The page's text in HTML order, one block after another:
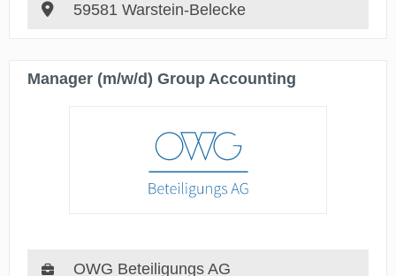
59581 Warstein-Belecke
Manager (m/w/d) Group Accounting
OWG Beteiligungs AG